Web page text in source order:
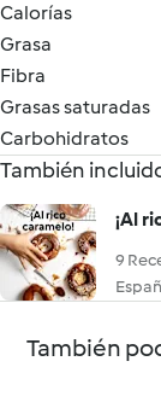
Calorías
Grasa
Fibra
Grasas saturadas
Carbohidratos
También
¡Al
9
También